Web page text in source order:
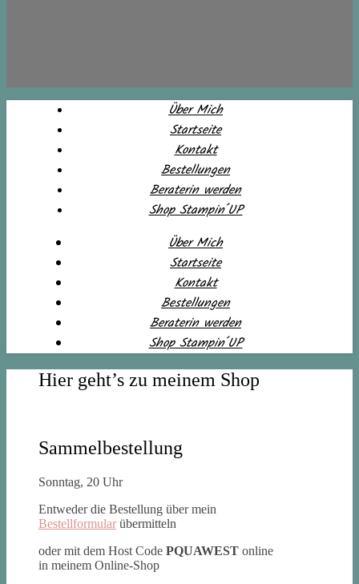
Über Mich
Startseite
Kontakt
Bestellungen
Beraterin werden
Shop Stampin´UP
Über Mich
Startseite
Kontakt
Bestellungen
Beraterin werden
Shop Stampin´UP
Hier geht’s zu meinem Shop
Sammelbestellung
Sonntag, 20 Uhr
Entweder die Bestellung über mein
Bestellformular übermitteln
oder mit dem Host Code PQUAWEST online
in meinem Online-Shop